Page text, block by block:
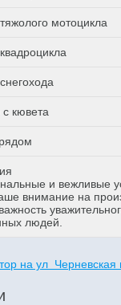
мотоцикла
с кювета
и вежливые
внимание на
людей.
на ул Черневская